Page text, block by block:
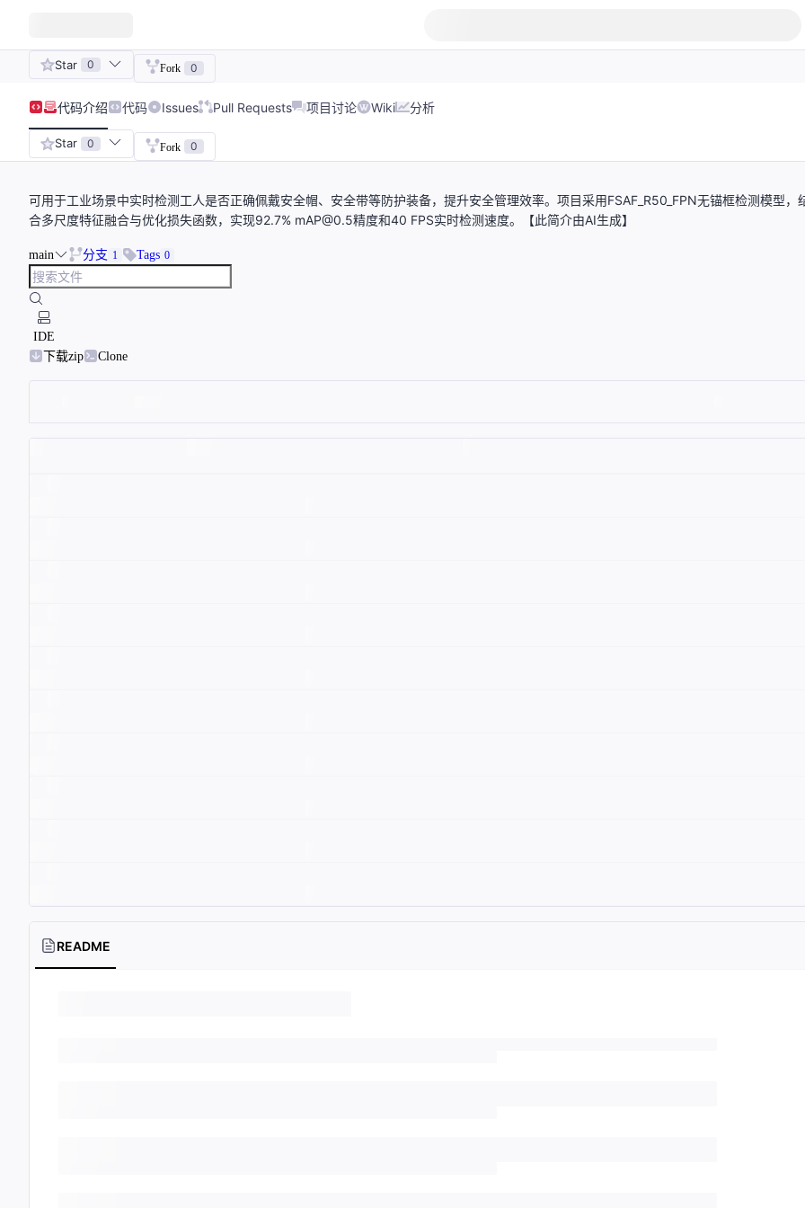
Star 0 Fork 0
代码介绍 代码 Issues Pull Requests 项目讨论 Wiki 分析
Star 0 Fork 0
可用于工业场景中实时检测工人是否正确佩戴安全帽、安全带等防护装备，提升安全管理效率。项目采用FSAF_R50_FPN无锚框检测模型，
合多尺度特征融合与优化损失函数，实现92.7% mAP@0.5精度和40 FPS实时检测速度。【此简介由AI生成】
main 分支 1 Tags 0
IDE
下载zip
Clone
README